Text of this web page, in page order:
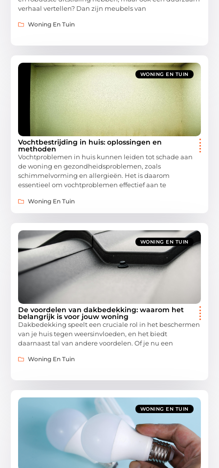
verhaal vertellen? Dan zijn meubels van
Woning En Tuin
WONING EN TUIN
Vochtbestrijding in huis: oplossingen en
methoden
Vochtproblemen in huis kunnen leiden tot schade aan
de woning en gezondheidsproblemen, zoals
schimmelvorming en allergieën. Het is daarom
essentieel om vochtproblemen effectief aan te
Woning En Tuin
WONING EN TUIN
De voordelen van dakbedekking: waarom het
belangrijk is voor jouw woning
Dakbedekking speelt een cruciale rol in het beschermen
van je huis tegen weersinvloeden, en het biedt
daarnaast tal van andere voordelen. Of je nu een
Woning En Tuin
WONING EN TUIN